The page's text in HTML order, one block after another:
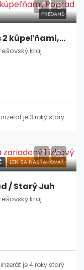
PREDANÉ
Dvojgeneračný 4 izbový byt s 2 kúpeľňami, Poprad / Starý Juh
kraj
Škrab
inzerát je 3 roky starý
LEN SA NASŤAHOVAŤ
/ Starý Juh
kraj
inzerát je 4 roky starý